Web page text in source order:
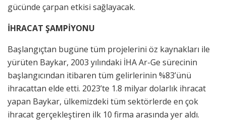
gücünde çarpan etkisi sağlayacak.
İHRACAT ŞAMPİYONU
Başlangıçtan bugüne tüm projelerini öz kaynakları ile
yürüten Baykar, 2003 yılındaki İHA Ar-Ge sürecinin
başlangıcından itibaren tüm gelirlerinin %83’ünü
ihracattan elde etti. 2023’te 1.8 milyar dolarlık ihracat
yapan Baykar, ülkemizdeki tüm sektörlerde en çok
ihracat gerçekleştiren ilk 10 firma arasında yer aldı.